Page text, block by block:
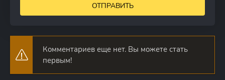
ОТПРАВИТЬ
Комментариев еще нет. Вы можете стать
первым!